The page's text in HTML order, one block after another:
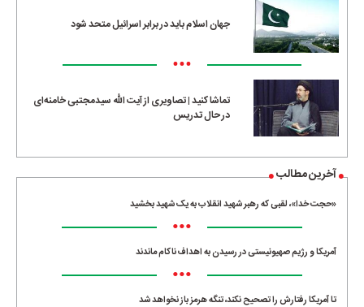
جهان اسلام باید در برابر اسرائیل متحد شود
•••
تماشا کنید | تصاویری از آیت الله سیدمجتبی خامنه‌ای
در حال تدریس
آخرین مطالب
«حجت خدا»، لقبی که رهبر شهید انقلاب به یک شهید بخشید
•••
آمریکا و رژیم صهیونیستی در رسیدن به اهداف ناکام ماندند
•••
تا آمریکا رفتارش را تصحیح نکند، تنگه هرمز باز نخواهد شد